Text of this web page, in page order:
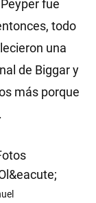
fue
todo
una
de Biggar y
más porque